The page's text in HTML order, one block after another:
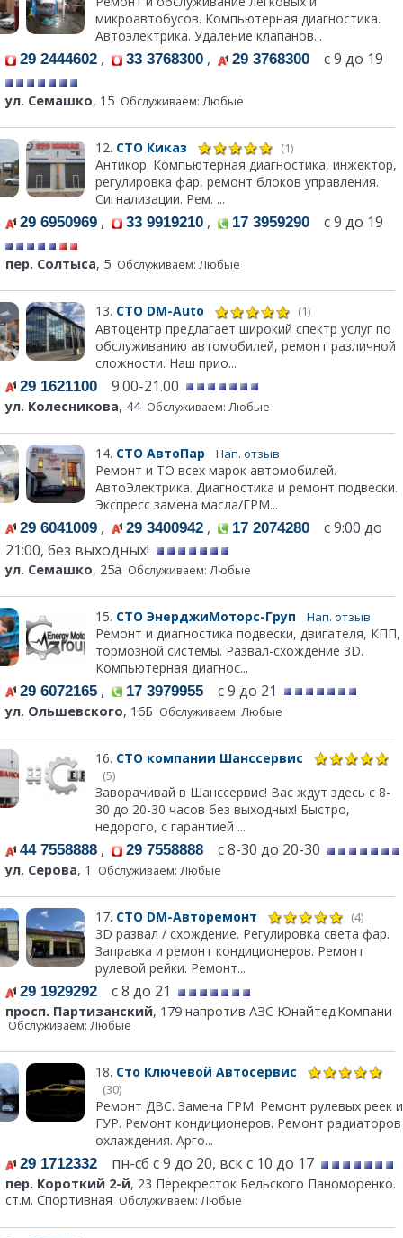
микроавтобусов. Компьютерная диагностика.
Автоэлектрика. Удаление клапанов...
29 2444602 , 33 3768300 , 29 3768300 с 9 до 19
ул. Семашко, 15 Обслуживаем: Любые
12. СТО Киказ (1)
Антикор. Компьютерная диагностика, инжектор,
регулировка фар, ремонт блоков управления.
Сигнализации. Рем. ...
29 6950969 , 33 9919210 , 17 3959290 с 9 до 19
пер. Солтыса, 5 Обслуживаем: Любые
13. СТО DM-Auto (1)
Автоцентр предлагает широкий спектр услуг по
обслуживанию автомобилей, ремонт различной
сложности. Наш прио...
29 1621100 9.00-21.00
ул. Колесникова, 44 Обслуживаем: Любые
14. СТО АвтоПар Нап. отзыв
Ремонт и ТО всех марок автомобилей.
АвтоЭлектрика. Диагностика и ремонт подвески.
Экспресс замена масла/ГРМ...
29 6041009 , 29 3400942 , 17 2074280 с 9:00 до
21:00, без выходных!
ул. Семашко, 25а Обслуживаем: Любые
15. СТО ЭнерджиМоторс-Груп Нап. отзыв
Ремонт и диагностика подвески, двигателя, КПП,
тормозной системы. Развал-схождение 3D.
Компьютерная диагнос...
29 6072165 , 17 3979955 с 9 до 21
ул. Ольшевского, 16Б Обслуживаем: Любые
16. СТО компании Шанссервис
(5)
Заворачивай в Шанссервис! Вас ждут здесь с 8-
30 до 20-30 часов без выходных! Быстро,
недорого, с гарантией ...
44 7558888 , 29 7558888 с 8-30 до 20-30
ул. Серова, 1 Обслуживаем: Любые
17. СТО DM-Авторемонт (4)
3D развал / схождение. Регулировка света фар.
Заправка и ремонт кондиционеров. Ремонт
рулевой рейки. Ремонт...
29 1929292 с 8 до 21
просп. Партизанский, 179 напротив АЗС ЮнайтедКомпани
Обслуживаем: Любые
18. Сто Ключевой Автосервис
(30)
Ремонт ДВС. Замена ГРМ. Ремонт рулевых реек и
ГУР. Ремонт кондиционеров. Ремонт радиаторов
охлаждения. Арго...
29 1712332 пн-сб с 9 до 20, вск с 10 до 17
пер. Короткий 2-й, 23 Перекресток Бельского Паноморенко.
ст.м. Спортивная Обслуживаем: Любые